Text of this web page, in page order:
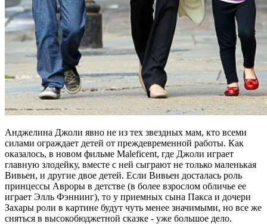
Анджелина Джоли явно не из тех звездных мам, кто всеми
силами ограждает детей от преждевременной работы. Как
оказалось, в новом фильме Maleficent, где Джоли играет
главную злодейку, вместе с ней сыграют не только маленькая
Вивьен, и другие двое детей. Если Вивьен досталась роль
принцессы Авроры в детстве (в более взрослом обличье ее
играет Элль Фэннинг), то у приемных сына Пакса и дочери
Захары роли в картине будут чуть менее значимыми, но все же
сняться в высокобюджетной сказке - уже большое дело.